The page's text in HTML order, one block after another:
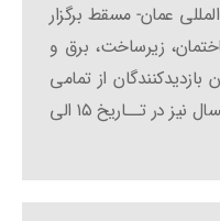
عمان- مسقط برگزار
زیرساخت، برق و
از تمامی
کشورهای خاورمیانه است کــه امسال نیز در تــاریخ ۱۵ الی